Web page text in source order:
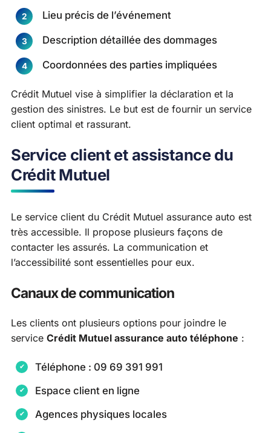
Lieu précis de l’événement
Description détaillée des dommages
Coordonnées des parties impliquées
Crédit Mutuel vise à simplifier la déclaration et la
gestion des sinistres. Le but est de fournir un service
client optimal et rassurant.
Service client et assistance du
Crédit Mutuel
Le service client du Crédit Mutuel assurance auto est
très accessible. Il propose plusieurs façons de
contacter les assurés. La communication et
l’accessibilité sont essentielles pour eux.
Canaux de communication
Les clients ont plusieurs options pour joindre le
service Crédit Mutuel assurance auto téléphone :
Téléphone : 09 69 391 991
Espace client en ligne
Agences physiques locales